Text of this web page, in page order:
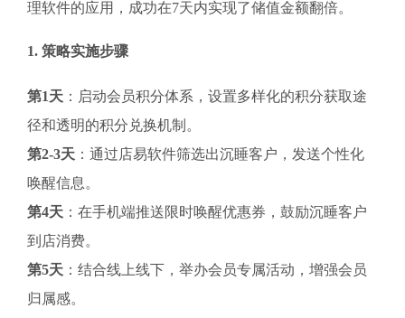
理软件的应用，成功在7天内实现了储值金额翻倍。
1. 策略实施步骤
第1天 ：启动会员积分体系，设置多样化的积分获取途
径和透明的积分兑换机制。
第2-3天 ：通过店易软件筛选出沉睡客户，发送个性化
唤醒信息。
第4天 ：在手机端推送限时唤醒优惠券，鼓励沉睡客户
到店消费。
第5天 ：结合线上线下，举办会员专属活动，增强会员
归属感。